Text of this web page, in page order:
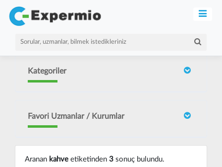
Kategoriler
Favori Uzmanlar / Kurumlar
Aranan kahveetiketinden 3sonuç bulundu.